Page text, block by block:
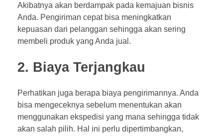
Akibatnya akan berdampak pada kemajuan bisnis
Anda. Pengiriman cepat bisa meningkatkan
kepuasan dari pelanggan sehingga akan sering
membeli produk yang Anda jual.
2. Biaya Terjangkau
Perhatikan juga berapa biaya pengirimannya. Anda
bisa mengeceknya sebelum menentukan akan
menggunakan ekspedisi yang mana sehingga tidak
akan salah pilih. Hal ini perlu dipertimbangkan,